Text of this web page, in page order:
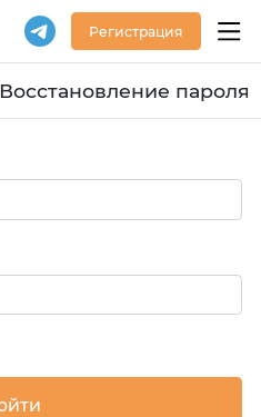
Регистрация
Восстановление пароля